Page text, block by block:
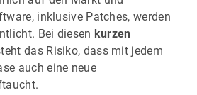
inklusive Patches, werden
Bei diesen kurzen
das Risiko, dass mit jedem
auch eine neue